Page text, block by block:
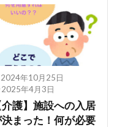
2024年10月25日
2025年4月3日
介護】施設への入居
まった！何が必要